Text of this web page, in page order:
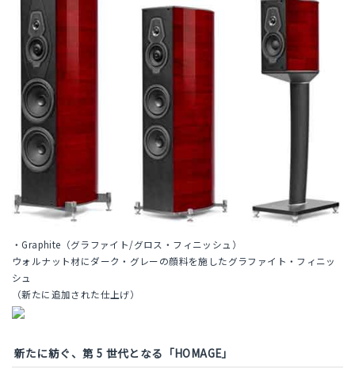
・Graphite（グラファイト/グロス・フィニッシュ）
ウォルナット材にダーク・グレーの顔料を施したグラファイト・フィニッ
シュ
（新たに追加された仕上げ）
新たに紡ぐ、第 5 世代となる「HOMAGE」